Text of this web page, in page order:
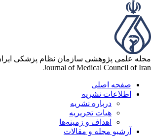
علمی پژوهشی سازمان نظام پزشکی ایران
Journal of Medical Council of
صفحه اصلی
اطلاعات نشریه
درباره نشریه
هیات تحریریه
اهداف و زمینه‌ها
آرشیو مجله و مقالات